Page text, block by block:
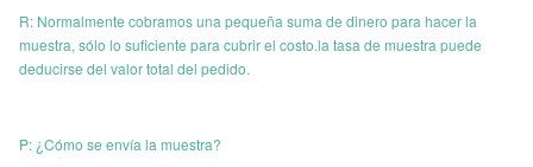
R: Normalmente cobramos una pequeña suma de dinero para hacer la
muestra, sólo lo suficiente para cubrir el costo.la tasa de muestra puede
deducirse del valor total del pedido.
P: ¿Cómo se envía la muestra?